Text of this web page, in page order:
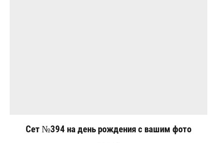
Сет №394 на день рождения с вашим фото